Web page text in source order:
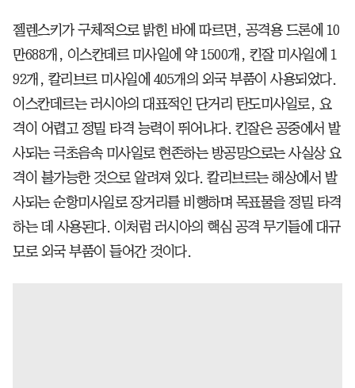
젤렌스키가 구체적으로 밝힌 바에 따르면, 공격용 드론에 10
만688개, 이스칸데르 미사일에 약 1500개, 킨잘 미사일에 1
92개, 칼리브르 미사일에 405개의 외국 부품이 사용되었다.
이스칸데르는 러시아의 대표적인 단거리 탄도미사일로, 요
격이 어렵고 정밀 타격 능력이 뛰어나다. 킨잘은 공중에서 발
사되는 극초음속 미사일로 현존하는 방공망으로는 사실상 요
격이 불가능한 것으로 알려져 있다. 칼리브르는 해상에서 발
사되는 순항미사일로 장거리를 비행하며 목표물을 정밀 타격
하는 데 사용된다. 이처럼 러시아의 핵심 공격 무기들에 대규
모로 외국 부품이 들어간 것이다.